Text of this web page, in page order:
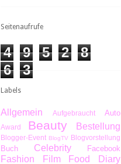
Seitenaufrufe
4 9 5 2
8
6
3
Labels
Allgemein Aufgebraucht Auto
Award Beauty Bestellung
Blogger-Event BlogTV Blogvorstellung
Buch Celebrity Facebook
Fashion Film
Food Diary